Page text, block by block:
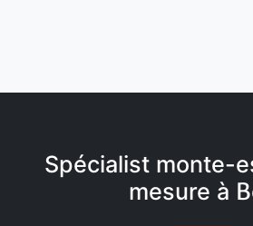
Spécialist monte-
mesure à